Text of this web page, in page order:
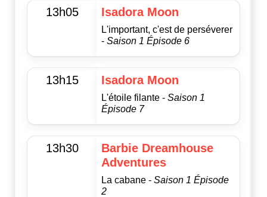
13h05 Isadora Moon
L'important, c'est de perséverer
- Saison 1 Épisode 6
13h15 Isadora Moon
L'étoile filante - Saison 1
Épisode 7
13h30
Barbie Dreamhouse
Adventures
La cabane - Saison 1 Épisode
2